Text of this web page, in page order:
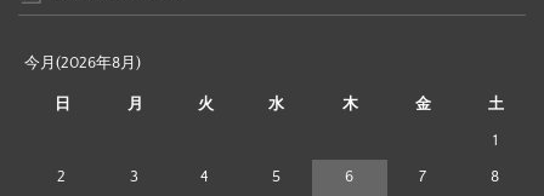
今月(2026年8月)
日 月 火 水 木 金 土
1
2 3 4 5 6 7 8